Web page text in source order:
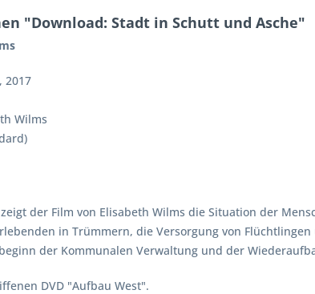
"Download: Stadt in Schutt und Asche"
2017
Wilms
der Film von Elisabeth Wilms die Situation der
in Trümmern, die Versorgung von
der Kommunalen Verwaltung und der
DVD "Aufbau West".